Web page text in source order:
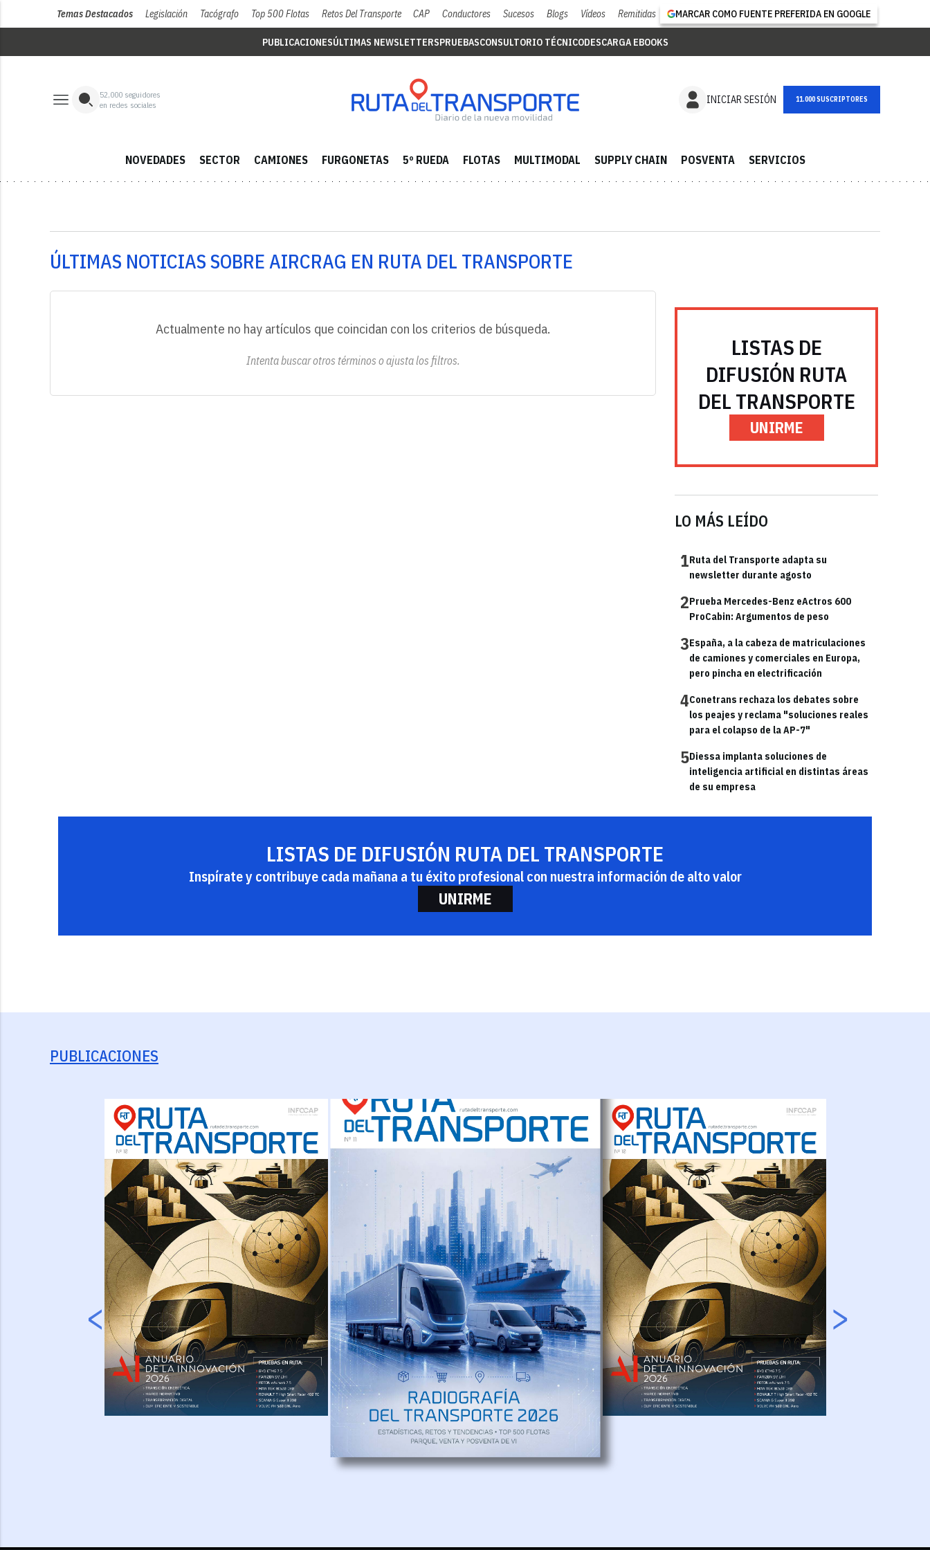
Temas Destacados Legislación Tacógrafo Top 500 Flotas Retos Del Transporte CAP Conductores Sucesos Blogs Vídeos Remitidas MARCAR COMO FUENTE PREFERIDA EN GOOGLE
PUBLICACIONESÚLTIMAS NEWSLETTERSPRUEBASCONSULTORIO TÉCNICODESCARGA EBOOKS
52,000 seguidores
en redes sociales
INICIAR SESIÓN 11.000 SUSCRIPTORES
NOVEDADES SECTOR CAMIONES FURGONETAS 5º RUEDA FLOTAS MULTIMODAL SUPPLY CHAIN POSVENTA SERVICIOS
ÚLTIMAS NOTICIAS SOBRE AIRCRAG EN RUTA DEL TRANSPORTE
Actualmente no hay artículos que coincidan con los criterios de búsqueda.
Intenta buscar otros términos o ajusta los filtros.
LISTAS DE
DIFUSIÓN RUTA
DEL TRANSPORTE
UNIRME
LO MÁS LEÍDO
1Ruta del Transporte adapta su
newsletter durante agosto
2Prueba Mercedes-Benz eActros 600
ProCabin: Argumentos de peso
3España, a la cabeza de matriculaciones
de camiones y comerciales en Europa,
pero pincha en electrificación
4Conetrans rechaza los debates sobre
los peajes y reclama "soluciones reales
para el colapso de la AP-7"
5Diessa implanta soluciones de
inteligencia artificial en distintas áreas
de su empresa
LISTAS DE DIFUSIÓN RUTA DEL TRANSPORTE
Inspírate y contribuye cada mañana a tu éxito profesional con nuestra información de alto valor
UNIRME
PUBLICACIONES